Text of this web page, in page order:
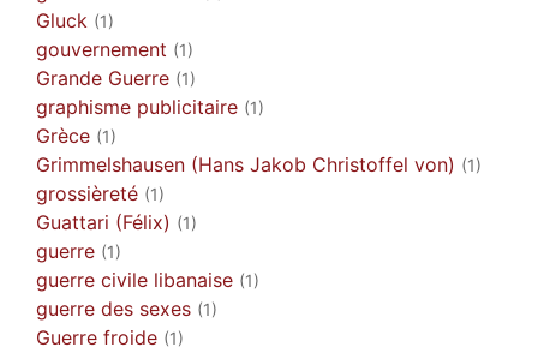
Gluck (1)
gouvernement (1)
Grande Guerre (1)
graphisme publicitaire (1)
Grèce (1)
Grimmelshausen (Hans Jakob Christoffel von) (1)
grossièreté (1)
Guattari (Félix) (1)
guerre (1)
guerre civile libanaise (1)
guerre des sexes (1)
Guerre froide (1)